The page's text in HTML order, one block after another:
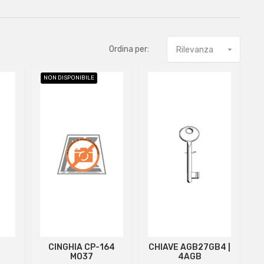
Ordina per: Rilevanza 
NON DISPONIBILE
CINGHIA CP-164
MO37
CHIAVE AGB27GB4 |
4AGB